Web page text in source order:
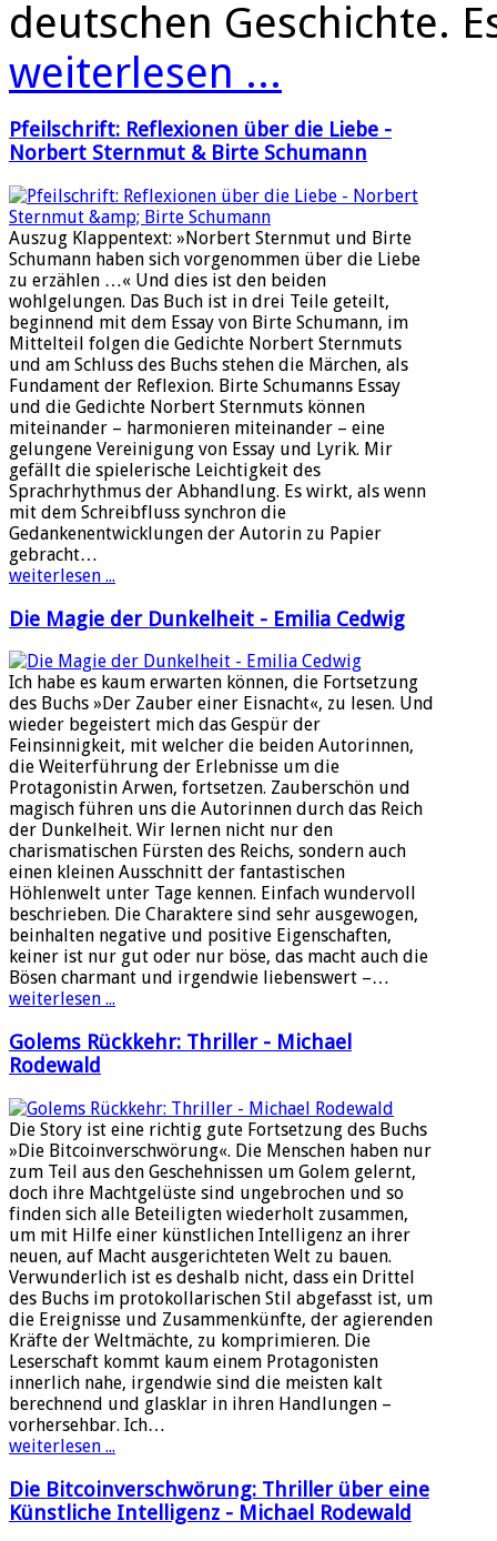
deutschen Geschichte.
weiterlesen ...
Pfeilschrift: Reflexionen über die Liebe -
Norbert Sternmut & Birte Schumann
Auszug Klappentext: »Norbert Sternmut und Birte
Schumann haben sich vorgenommen über die Liebe
zu erzählen …« Und dies ist den beiden
wohlgelungen. Das Buch ist in drei Teile geteilt,
beginnend mit dem Essay von Birte Schumann, im
Mittelteil folgen die Gedichte Norbert Sternmuts
und am Schluss des Buchs stehen die Märchen, als
Fundament der Reflexion. Birte Schumanns Essay
und die Gedichte Norbert Sternmuts können
miteinander – harmonieren miteinander – eine
gelungene Vereinigung von Essay und Lyrik. Mir
gefällt die spielerische Leichtigkeit des
Sprachrhythmus der Abhandlung. Es wirkt, als wenn
mit dem Schreibfluss synchron die
Gedankenentwicklungen der Autorin zu Papier
gebracht…
weiterlesen ...
Die Magie der Dunkelheit - Emilia Cedwig
Ich habe es kaum erwarten können, die Fortsetzung
des Buchs »Der Zauber einer Eisnacht«, zu lesen. Und
wieder begeistert mich das Gespür der
Feinsinnigkeit, mit welcher die beiden Autorinnen,
die Weiterführung der Erlebnisse um die
Protagonistin Arwen, fortsetzen. Zauberschön und
magisch führen uns die Autorinnen durch das Reich
der Dunkelheit. Wir lernen nicht nur den
charismatischen Fürsten des Reichs, sondern auch
einen kleinen Ausschnitt der fantastischen
Höhlenwelt unter Tage kennen. Einfach wundervoll
beschrieben. Die Charaktere sind sehr ausgewogen,
beinhalten negative und positive Eigenschaften,
keiner ist nur gut oder nur böse, das macht auch die
Bösen charmant und irgendwie liebenswert –…
weiterlesen ...
Golems Rückkehr: Thriller - Michael
Rodewald
Die Story ist eine richtig gute Fortsetzung des Buchs
»Die Bitcoinverschwörung«. Die Menschen haben nur
zum Teil aus den Geschehnissen um Golem gelernt,
doch ihre Machtgelüste sind ungebrochen und so
finden sich alle Beteiligten wiederholt zusammen,
um mit Hilfe einer künstlichen Intelligenz an ihrer
neuen, auf Macht ausgerichteten Welt zu bauen.
Verwunderlich ist es deshalb nicht, dass ein Drittel
des Buchs im protokollarischen Stil abgefasst ist, um
die Ereignisse und Zusammenkünfte, der agierenden
Kräfte der Weltmächte, zu komprimieren. Die
Leserschaft kommt kaum einem Protagonisten
innerlich nahe, irgendwie sind die meisten kalt
berechnend und glasklar in ihren Handlungen –
vorhersehbar. Ich…
weiterlesen ...
Die Bitcoinverschwörung: Thriller über eine
Künstliche Intelligenz - Michael Rodewald